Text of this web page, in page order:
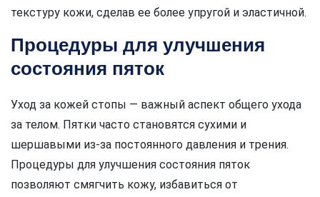
текстуру кожи, сделав ее более упругой и эластичной.
Процедуры для улучшения
состояния пяток
Уход за кожей стопы — важный аспект общего ухода
за телом. Пятки часто становятся сухими и
шершавыми из-за постоянного давления и трения.
Процедуры для улучшения состояния пяток
позволяют смягчить кожу, избавиться от